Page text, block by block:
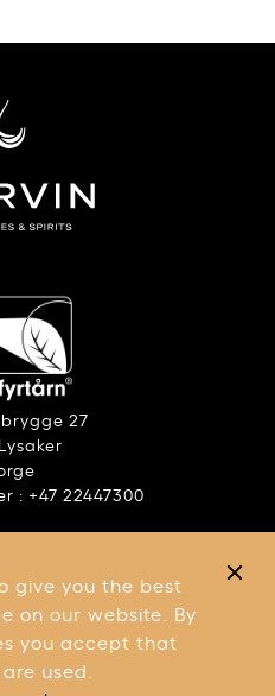
give you the best
on our website. By
you accept that
used.
27
: +47 22447300